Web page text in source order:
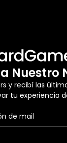
Nuestro
y recibí las
tu experiencia